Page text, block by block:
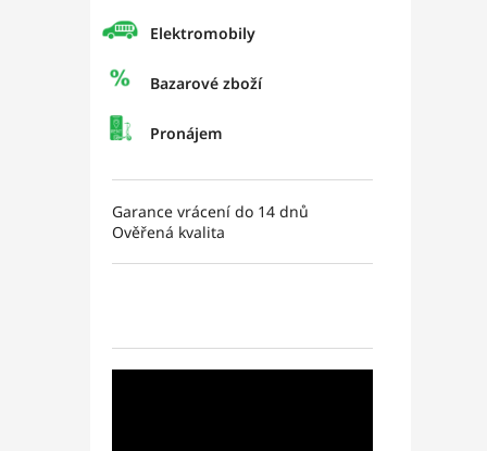
Elektromobily
Bazarové zboží
Pronájem
Garance vrácení do 14 dnů
Ověřená kvalita